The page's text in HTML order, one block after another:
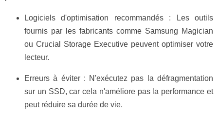
Logiciels d'optimisation recommandés : Les outils
fournis par les fabricants comme Samsung Magician
ou Crucial Storage Executive peuvent optimiser votre
lecteur.
Erreurs à éviter : N'exécutez pas la défragmentation
sur un SSD, car cela n'améliore pas la performance et
peut réduire sa durée de vie.